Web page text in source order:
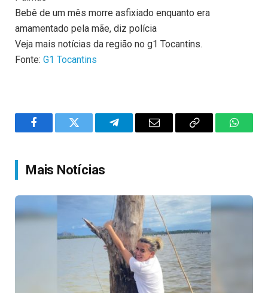
Bebê de um mês morre asfixiado enquanto era
amamentado pela mãe, diz polícia
Veja mais notícias da região no g1 Tocantins.
Fonte: G1 Tocantins
FacebookTwitter TelegramEmail
Copy
Mais Notícias